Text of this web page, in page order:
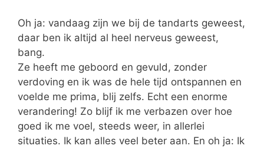
Oh ja: vandaag zijn we bij de tandarts geweest,
daar ben ik altijd al heel nerveus geweest,
bang.
Ze heeft me geboord en gevuld, zonder
verdoving en ik was de hele tijd ontspannen en
voelde me prima, blij zelfs. Echt een enorme
verandering! Zo blijf ik me verbazen over hoe
goed ik me voel, steeds weer, in allerlei
situaties. Ik kan alles veel beter aan. En oh ja: Ik